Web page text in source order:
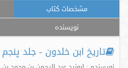
مشخصات کتاب
نویسنده
تاریخ ابن خلدون - جلد پنجم